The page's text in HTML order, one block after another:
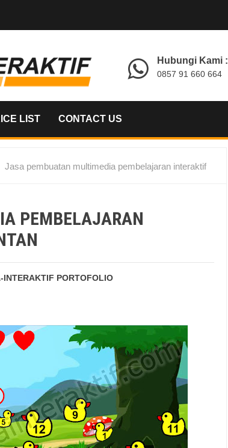
Hubungi Kami :
0857 91 660 664
LIST CONTACT US
Jasa pembuatan multimedia pembelajaran interaktif
PEMBELAJARAN
INTERAKTIF PORTOFOLIO